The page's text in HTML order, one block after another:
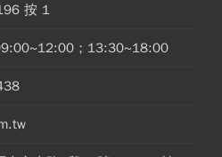
按 1
；13:30~18:00